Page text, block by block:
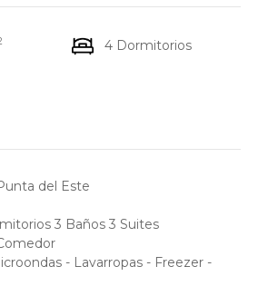
4 Dormitorios
del Este
3 Baños 3 Suites
- Lavarropas - Freezer -